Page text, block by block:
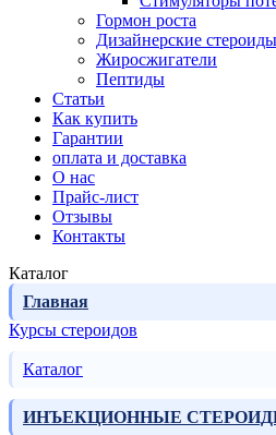
Гормон роста
Дизайнерские стероиды
Жиросжигатели
Пептиды
Статьи
Как купить
Гарантии
оплата и доставка
О нас
Прайс-лист
Отзывы
Контакты
Каталог
Главная
Курсы стероидов
Каталог
ИНЪЕКЦИОННЫЕ